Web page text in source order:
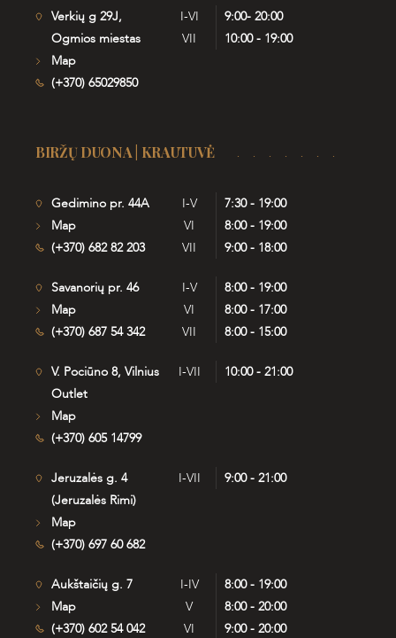
Verkių g 29J,
Ogmios miestas
Map
(+370) 65029850
I-VI
9:00- 20:00
VII
10:00 - 19:00
BIRŽŲ DUONA | KRAUTUVĖ
Gedimino pr. 44A
Map
(+370) 682 82 203
I-V
7:30 - 19:00
VI
8:00 - 19:00
VII
9:00 - 18:00
Savanorių pr. 46
Map
(+370) 687 54 342
I-V
8:00 - 19:00
VI
8:00 - 17:00
VII
8:00 - 15:00
V. Pociūno 8, Vilnius
Outlet
Map
(+370) 605 14799
I-VII 10:00 - 21:00
Jeruzalės g. 4
(Jeruzalės Rimi)
Map
(+370) 697 60 682
I-VII 9:00 - 21:00
Aukštaičių g. 7
Map
(+370) 602 54 042
I-IV
8:00 - 19:00
V
8:00 - 20:00
VI
9:00 - 20:00